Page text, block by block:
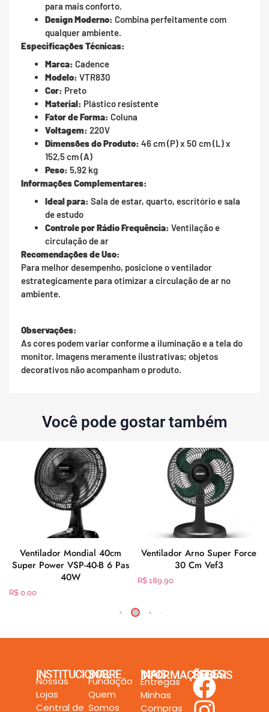
para mais conforto.
Design Moderno: Combina perfeitamente com
qualquer ambiente.
Especificações Técnicas:
Marca: Cadence
Modelo: VTR830
Cor: Preto
Material: Plástico resistente
Fator de Forma: Coluna
Voltagem: 220V
Dimensões do Produto: 46 cm (P) x 50 cm (L) x
152,5 cm (A)
Peso: 5,92 kg
Informações Complementares:
Ideal para: Sala de estar, quarto, escritório e sala
de estudo
Controle por Rádio Frequência: Ventilação e
circulação de ar
Recomendações de Uso:
Para melhor desempenho, posicione o ventilador
estrategicamente para otimizar a circulação de ar no
ambiente.
Observações:
As cores podem variar conforme a iluminação e a tela do
monitor. Imagens meramente ilustrativas; objetos
decorativos não acompanham o produto.
Você pode gostar também
Ventilador Mondial 40cm
Super Power VSP-40-B 6 Pas
40W
R$ 0,00
Ventilador Arno Super Force
30 Cm Vef3
R$ 189,90
INSTITUCIONAL
Nossas
Lojas
Central de
SOBRE
Fundação
Quem
Somos
MAIS INFORMAÇÕES
Entregas
Minhas
Compras
REDES SOCIAIS